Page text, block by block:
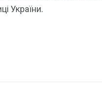
України.